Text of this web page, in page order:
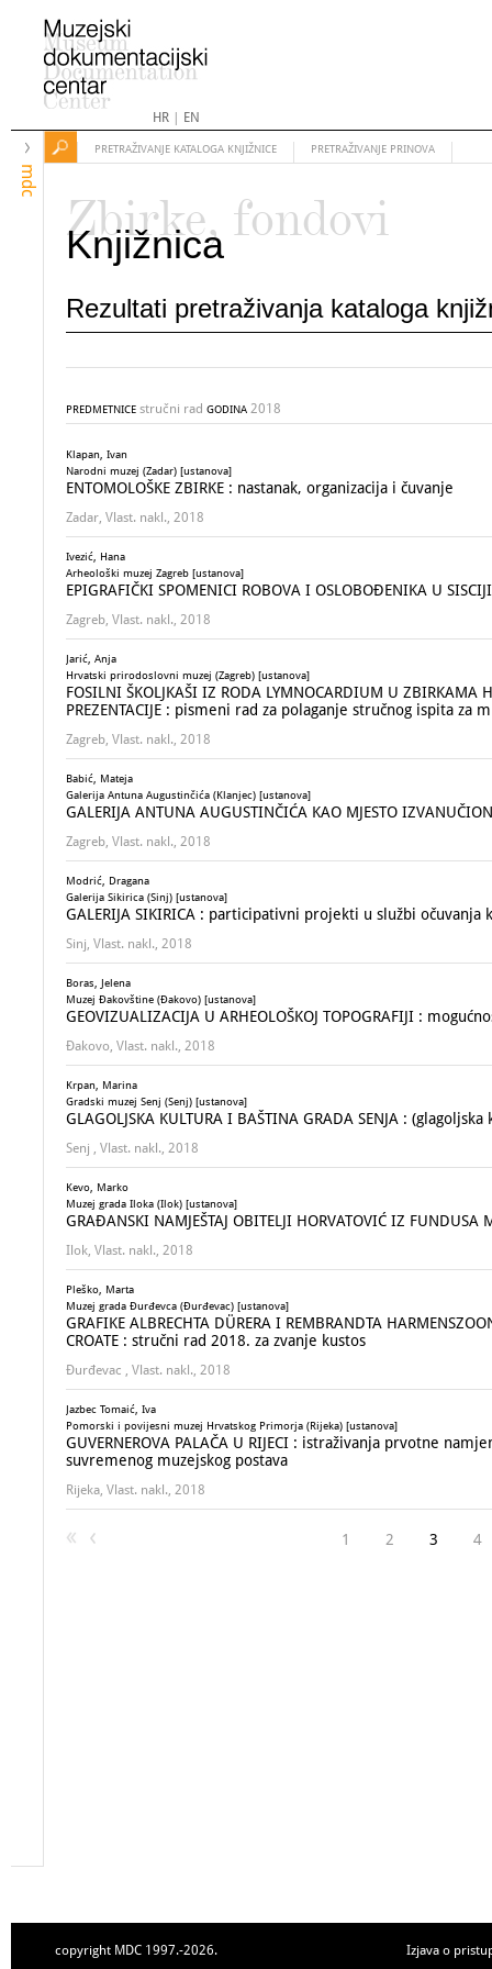
HR| EN
mdc
PRETRAŽIVANJE KATALOGA KNJIŽNICE PRETRAŽIVANJE PRINOVA
Zbirke, fondovi
Knjižnica
Rezultati pretraživanja kataloga
PREDMETNICE stručni rad GODINA 2018
Klapan, Ivan
Narodni muzej (Zadar) [ustanova]
ENTOMOLOŠKE ZBIRKE : nastanak, organizacija i čuvanje
Zadar, Vlast. nakl., 2018
Ivezić, Hana
Arheološki muzej Zagreb [ustanova]
EPIGRAFIČKI SPOMENICI ROBOVA I OSLOBOĐENIKA U
Zagreb, Vlast. nakl., 2018
Jarić, Anja
Hrvatski prirodoslovni muzej (Zagreb) [ustanova]
FOSILNI ŠKOLJKAŠI IZ RODA LYMNOCARDIUM U ZBIRKAMA
PREZENTACIJE : pismeni rad za polaganje stručnog ispita za
Zagreb, Vlast. nakl., 2018
Babić, Mateja
Galerija Antuna Augustinčića (Klanjec) [ustanova]
GALERIJA ANTUNA AUGUSTINČIĆA KAO MJESTO
Zagreb, Vlast. nakl., 2018
Modrić, Dragana
Galerija Sikirica (Sinj) [ustanova]
GALERIJA SIKIRICA : participativni projekti u službi
Sinj, Vlast. nakl., 2018
Boras, Jelena
Muzej Đakovštine (Đakovo) [ustanova]
GEOVIZUALIZACIJA U ARHEOLOŠKOJ TOPOGRAFIJI :
Đakovo, Vlast. nakl., 2018
Krpan, Marina
Gradski muzej Senj (Senj) [ustanova]
GLAGOLJSKA KULTURA I BAŠTINA GRADA SENJA :
Senj , Vlast. nakl., 2018
Kevo, Marko
Muzej grada Iloka (Ilok) [ustanova]
GRAĐANSKI NAMJEŠTAJ OBITELJI HORVATOVIĆ IZ FUNDUSA
Ilok, Vlast. nakl., 2018
Pleško, Marta
Muzej grada Đurđevca (Đurđevac) [ustanova]
GRAFIKE ALBRECHTA DÜRERA I REMBRANDTA
CROATE : stručni rad 2018. za zvanje kustos
Đurđevac , Vlast. nakl., 2018
Jazbec Tomaić, Iva
Pomorski i povijesni muzej Hrvatskog Primorja (Rijeka) [ustanova]
GUVERNEROVA PALAČA U RIJECI : istraživanja prvotne
suvremenog muzejskog postava
Rijeka, Vlast. nakl., 2018
1 2 3 4
copyright MDC 1997.-2026. Izjava o